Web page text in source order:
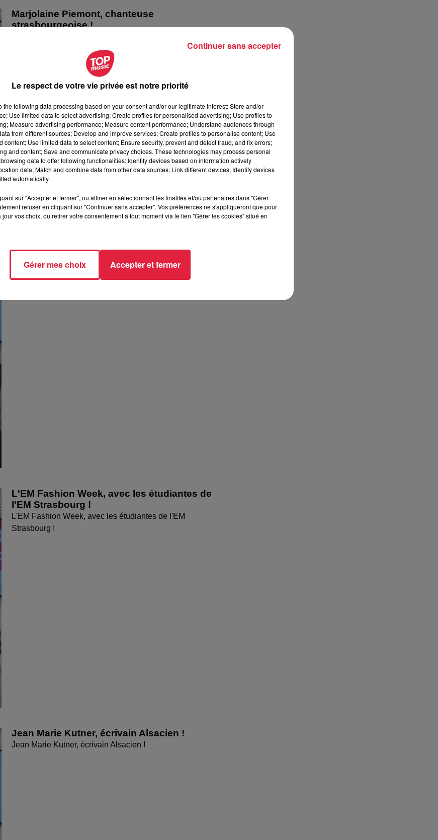
Marjolaine Piemont, chanteuse
strasbourgeoise !
Valentine d'Obernai, Miss Excellence Alsace
2025 !
Valentine d'Obernai, Miss Excellence Alsace 2025 !
L'EM Fashion Week, avec les étudiantes de
l'EM Strasbourg !
L'EM Fashion Week, avec les étudiantes de l'EM
Strasbourg !
Jean Marie Kutner, écrivain Alsacien !
Jean Marie Kutner, écrivain Alsacien !
Le respect de votre vie privée est notre priorité
the following data processing based on your consent and/or our legitimate interest: Store and/or
Use limited data to select advertising; Create profiles for personalised advertising; Use profiles to
Measure advertising performance; Measure content performance; Understand audiences through
from different sources; Develop and improve services; Create profiles to personalise content; Use
content; Use limited data to select content; Ensure security, prevent and detect fraud, and fix errors;
and content; Save and communicate privacy choices. These technologies may process personal
data to offer following functionalities: Identify devices based on information actively
data; Match and combine data from other data sources; Link different devices; Identify devices
automatically.
sur "Accepter et fermer", ou affiner en sélectionnant les finalités et/ou partenaires dans "Gérer
refuser en cliquant sur "Continuer sans accepter". Vos préférences ne s'appliqueront que pour
jour vos choix, ou retirer votre consentement à tout moment via le lien "Gérer les cookies" situé en
Gérer mes choix Accepter et fermer
Continuer sans accepter